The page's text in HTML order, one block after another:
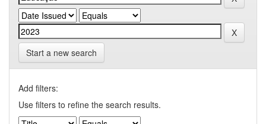
Start a new search
Add filters:
Use filters to refine the search results.